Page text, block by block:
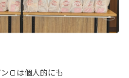
🍞は個人的にも